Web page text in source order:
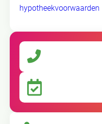
hypotheekvoorwaarden